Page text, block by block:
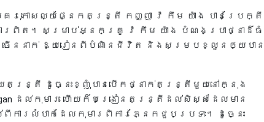
រុកោសល្យផ្នែកតន្ត្រី កញ្ញា វ៉ កឹម យ៉ាង បានប្រែក្តី
ារពិត។ សម្រាប់អ្នកគ្រូ វ៉ កឹម យ៉ាង បំណងប្រាថ្នាដ៏ធំ
រើននាក់ ឱ្យរៀនពីបំណិនជីវិត និងសម្របខ្លួនឲ្យបាន
ន្ត្រី ដូច្នេះខ្ញុំបានបើកថ្នាក់តន្ត្រីមួយនៅក្នុង
ដល់កុមារ ហើយក៏បង្រៀនតន្ត្រីដល់សិស្សដែលមាន
ារលំបាកដែលកុមារពិការភ្នែកជួបប្រទះ។ ដូច្នេះ